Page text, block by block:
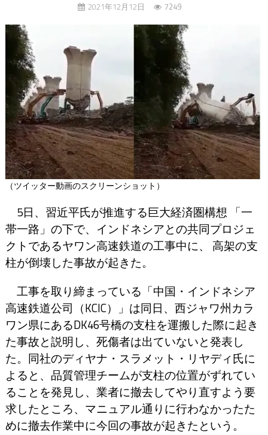
2021年12月12日 7249
（ツイッター動画のスクリーンショット）
5日、習近平氏が推進する巨大経済圏構想 「一
帯一路」の下で、インドネシアとの共同プロジェ
クトであるヤワン高速鉄道の工事中に、 高架の支
柱が倒壊した事故が起きた。
工事を取り締まっている「中国・インドネシア
高速鉄道公司（KCIC）」は同日、西ジャワ州カラ
ワン県にあるDK46号橋の支柱を運搬した際に起き
た事故と説明し、死傷者は出ていないと発表し
た。同社のディヤナ・スラメット・リヤディ氏に
よると、品質管理チームが支柱の位置がずれてい
ることを発見し、業者に撤去してやり直すよう要
求したところ、マニュアル通りに行わなかったた
めに撤去作業中に今回の事故が起きたという。